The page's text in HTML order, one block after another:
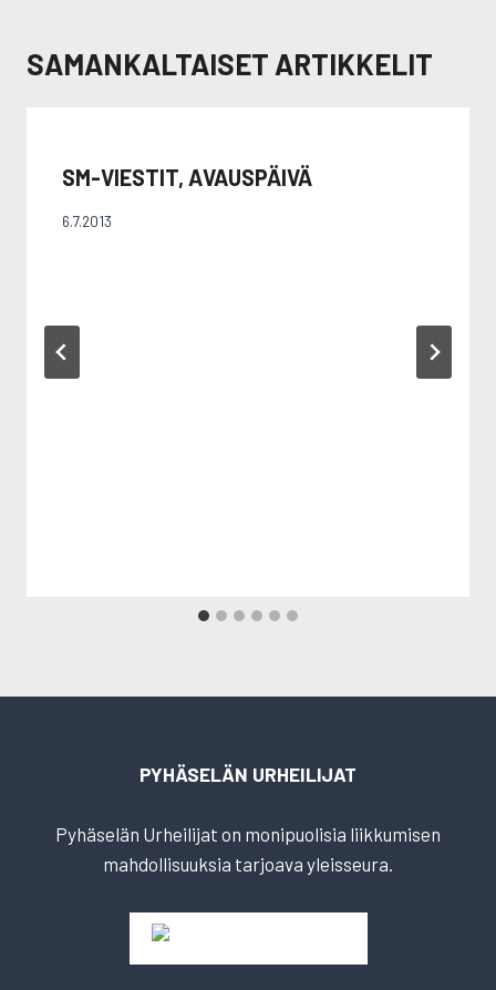
SAMANKALTAISET ARTIKKELIT
SM-VIESTIT, AVAUSPÄIVÄ
6.7.2013
PYHÄSELÄN URHEILIJAT
Pyhäselän Urheilijat on monipuolisia liikkumisen
mahdollisuuksia tarjoava yleisseura.